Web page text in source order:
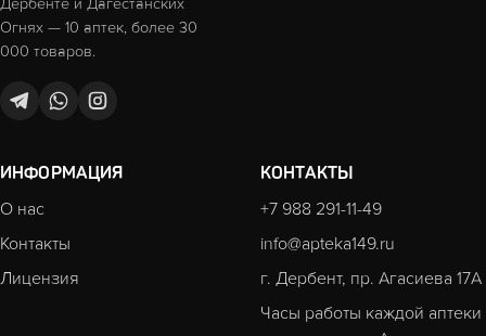
Дербенте и Дагестанских
Огнях — 10 аптек, более 30
000 товаров.
ИНФОРМАЦИЯ
О нас
Контакты
Лицензия
КОНТАКТЫ
+7 988 291-11-49
info@apteka149.ru
г. Дербент, пр. Агасиева 17А
Часы работы каждой аптеки